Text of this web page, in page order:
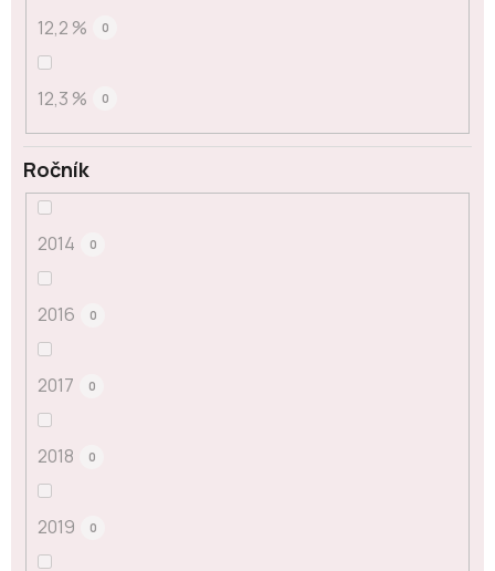
12,2 % 0
12,3 % 0
Ročník
2014 0
2016 0
2017 0
2018 0
2019 0